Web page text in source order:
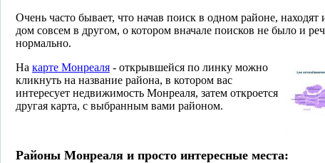
Очень часто бывает, что начав поиск в одном районе,
дом совсем в другом, о котором вначале поисков не было и
нормально.
На карте Монреаля - открывшейся по линку можно
кликнуть на название района, в котором вас
интересует недвижимость Монреаля, затем откроется
другая карта, с выбранным вами районом.
Районы Монреаля и просто интересные места: